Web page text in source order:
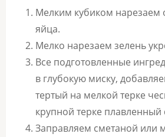
Мелким кубиком нарезаем
яйца.
Мелко нарезаем зелень
Все подготовленные
в глубокую миску,
тертый на мелкой терке
крупной терке плавленный
Заправляем сметаной или